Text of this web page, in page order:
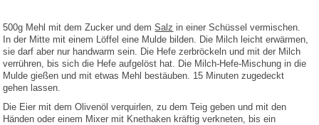
500g Mehl mit dem Zucker und demSalz in einer Schüssel vermischen.
In der Mitte mit einem Löffel eine Mulde bilden. Die Milch leicht erwärmen,
sie darf aber nur handwarm sein. Die Hefe zerbröckeln und mit der Milch
verrühren, bis sich die Hefe aufgelöst hat. Die Milch-Hefe-Mischung in die
Mulde gießen und mit etwas Mehl bestäuben. 15 Minuten zugedeckt
gehen lassen.
Die Eier mit dem Olivenöl verquirlen, zu dem Teig geben und mit den
Händen oder einem Mixer mit Knethaken kräftig verkneten, bis ein